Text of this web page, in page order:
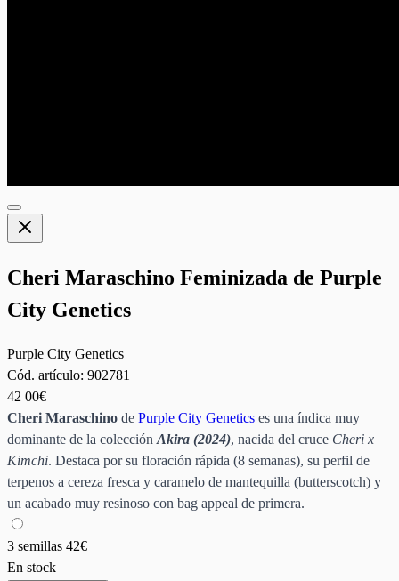
Cheri Maraschino Feminizada de Purple
City Genetics
Purple City Genetics
Cód. artículo: 902781
42 00€
Cheri Maraschino de Purple City Genetics es una índica muy
dominante de la colección Akira (2024), nacida del cruce Cheri x
Kimchi. Destaca por su floración rápida (8 semanas), su perfil de
terpenos a cereza fresca y caramelo de mantequilla (butterscotch) y
un acabado muy resinoso con bag appeal de primera.
3 semillas 42€
En stock